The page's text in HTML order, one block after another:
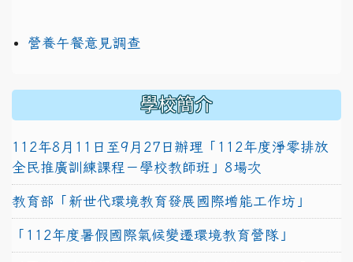
營養午餐意見調查
學校簡介
112年8月11日至9月27日辦理「112年度淨零排放
全民推廣訓練課程－學校教師班」8場次
教育部「新世代環境教育發展國際增能工作坊」
「112年度暑假國際氣候變遷環境教育營隊」